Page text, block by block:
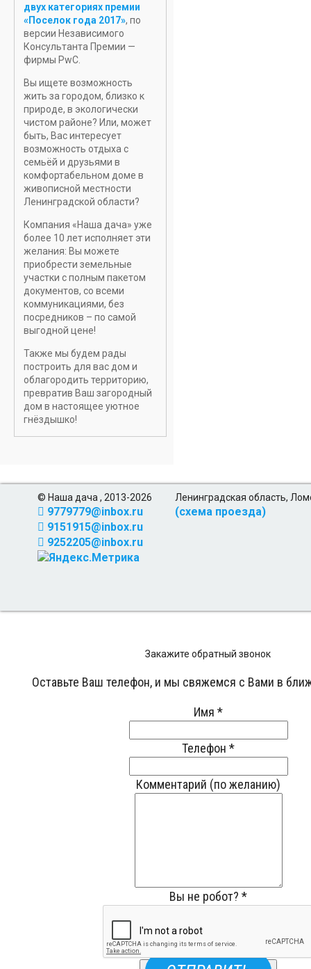
двух категориях премии
«Поселок года 2017», по
версии Независимого
Консультанта Премии —
фирмы PwC.
Вы ищете возможность
жить за городом, близко к
природе, в экологически
чистом районе? Или, может
быть, Вас интересует
возможность отдыха с
семьёй и друзьями в
комфортабельном доме в
живописной местности
Ленинградской области?
Компания «Наша дача» уже
более 10 лет исполняет эти
желания: Вы можете
приобрести земельные
участки с полным пакетом
документов, со всеми
коммуникациями, без
посредников – по самой
выгодной цене!
Также мы будем рады
построить для вас дом и
облагородить территорию,
превратив Ваш загородный
дом в настоящее уютное
гнёздышко!
© Наша дача , 2013-2026
9779779@inbox.ru
9151915@inbox.ru
9252205@inbox.ru
Ленинградская область,
(схема проезда)
Закажите обратный звонок
Оставьте Ваш телефон, и мы свяжемся с Вами в
Имя *
Телефон *
Комментарий (по желанию)
Вы не робот? *